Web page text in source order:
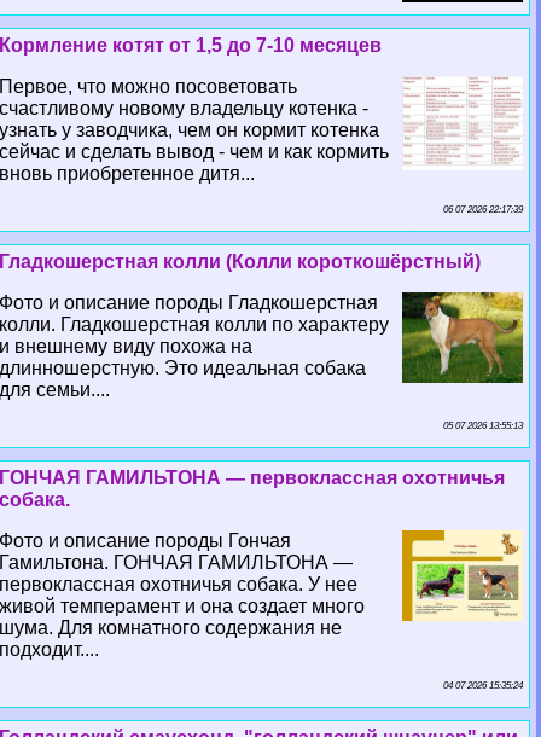
Кормление котят от 1,5 до 7-10 месяцев
Первое, что можно посоветовать
счастливому новому владельцу котенка -
узнать у заводчика, чем он кормит котенка
сейчас и сделать вывод - чем и как кормить
вновь приобретенное дитя...
06 07 2026 22:17:39
Гладкошерстная колли (Колли короткошёрстный)
Фото и описание породы Гладкошерстная
колли. Гладкошерстная колли по хаpaктеру
и внешнему виду похожа на
длинношерстную. Это идеальная собака
для семьи....
05 07 2026 13:55:13
ГОНЧАЯ ГАМИЛЬТОНА — первоклассная охотничья
собака.
Фото и описание породы Гончая
Гамильтона. ГОНЧАЯ ГАМИЛЬТОНА —
первоклассная охотничья собака. У нее
живой темперамент и она создает много
шума. Для комнатного содержания не
подходит....
04 07 2026 15:35:24